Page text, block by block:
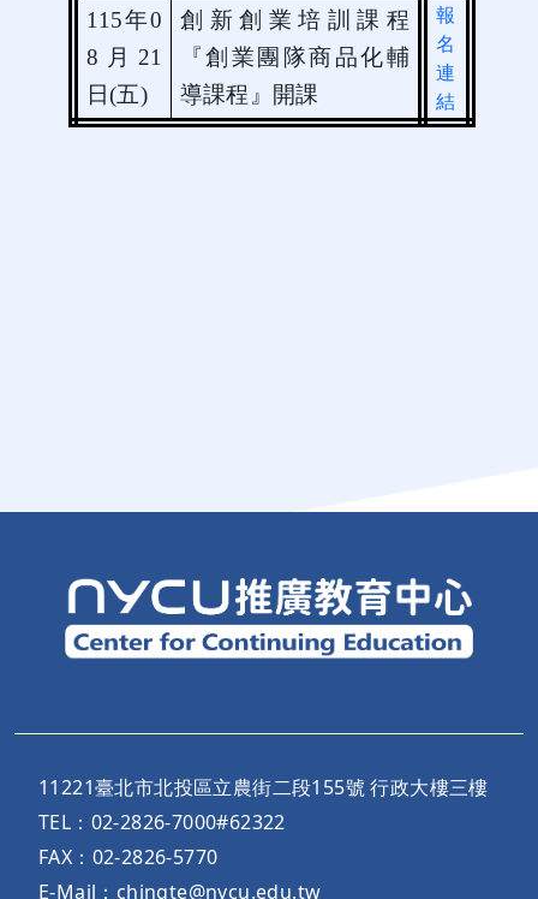
115年0
8 月 21
日(五)
創新創業培訓課程
『創業團隊商品化輔
導課程』開課
報
名
連
結
11221臺北市北投區立農街二段155號 行政大樓三樓
TEL：02-2826-7000#62322
FAX：02-2826-5770
E-Mail：chingte@nycu.edu.tw